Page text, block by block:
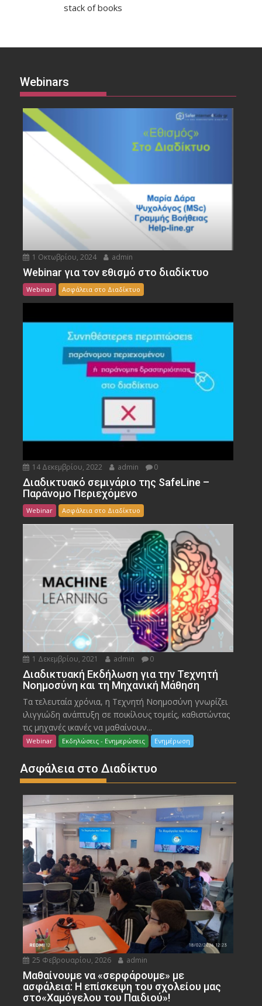
stack of books
Webinars
1 Οκτωβρίου, 2024 admin
Webinar για τον εθισμό στο διαδίκτυο
Webinar Ασφάλεια στο Διαδίκτυο
14 Δεκεμβρίου, 2022 admin 0
Διαδικτυακό σεμινάριο της SafeLine –
Παράνομο Περιεχόμενο
Webinar Ασφάλεια στο Διαδίκτυο
1 Δεκεμβρίου, 2021 admin 0
Διαδικτυακή Εκδήλωση για την Τεχνητή
Νοημοσύνη και τη Μηχανική Μάθηση
Τα τελευταία χρόνια, η Τεχνητή Νοημοσύνη γνωρίζει
ιλιγγιώδη ανάπτυξη σε ποικίλους τομείς, καθιστώντας
τις μηχανές ικανές να μαθαίνουν...
Webinar Εκδηλώσεις - Ενημερώσεις Ενημέρωση
Ασφάλεια στο Διαδίκτυο
25 Φεβρουαρίου, 2026 admin
Μαθαίνουμε να «σερφάρουμε» με
ασφάλεια: Η επίσκεψη του σχολείου μας
στο«Χαμόγελου του Παιδιού»!